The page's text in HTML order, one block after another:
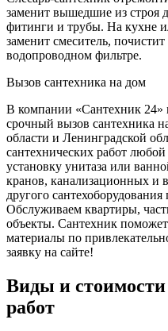
заменит вышедшие из строя
фитинги и трубы. На кухне
заменит смеситель,
водопроводном фильтре.
Вызов сантехника на дом
В компании «Сантехник 24»
срочный вызов сантехника
области и Ленинградской
сантехнических работ
установку унитаза или
кранов, канализационных и
другого
Обслуживаем квартиры,
объекты. Сантехник
материалы по
заявку на сайте!
Виды и стоимости
работ